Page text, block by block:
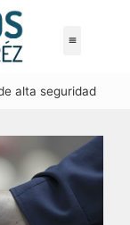
alta seguridad